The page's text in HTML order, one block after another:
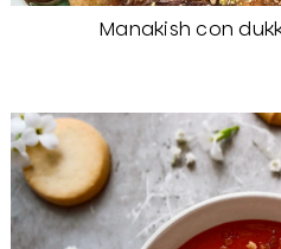
Manakish con